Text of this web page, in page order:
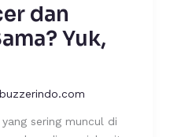
dan
Yuk,
buzzerindo.com
sering muncul di